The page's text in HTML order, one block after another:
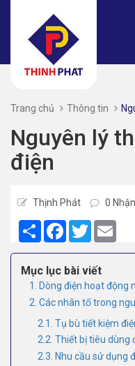
Trang chủ Thông tin
Nguyên lý
điện
Thịnh Phát 0
Share Facebook
Twitter
Mục lục bài viết
1. Dòng điện hoạt động
2. Các nhân tố trong
2.1. Tụ bù tiết kiệm
2.2. Thiết bị tiêu dùng
2.3. Nhu cầu sử dụng